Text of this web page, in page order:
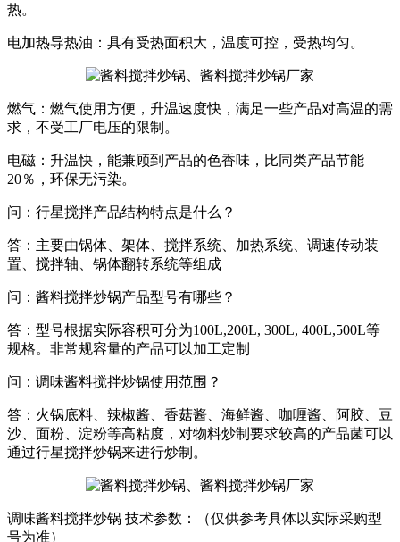
热。
电加热导热油：具有受热面积大，温度可控，受热均匀。
燃气：燃气使用方便，升温速度快，满足一些产品对高温的需
求，不受工厂电压的限制。
电磁：升温快，能兼顾到产品的色香味，比同类产品节能
20％，环保无污染。
问：行星搅拌产品结构特点是什么？
答：主要由锅体、架体、搅拌系统、加热系统、调速传动装
置、搅拌轴、锅体翻转系统等组成
问：酱料搅拌炒锅产品型号有哪些？
答：型号根据实际容积可分为100L,200L, 300L, 400L,500L等
规格。非常规容量的产品可以加工定制
问：调味酱料搅拌炒锅使用范围？
答：火锅底料、辣椒酱、香菇酱、海鲜酱、咖喱酱、阿胶、豆
沙、面粉、淀粉等高粘度，对物料炒制要求较高的产品菌可以
通过行星搅拌炒锅来进行炒制。
调味酱料搅拌炒锅 技术参数：（仅供参考具体以实际采购型
号为准）